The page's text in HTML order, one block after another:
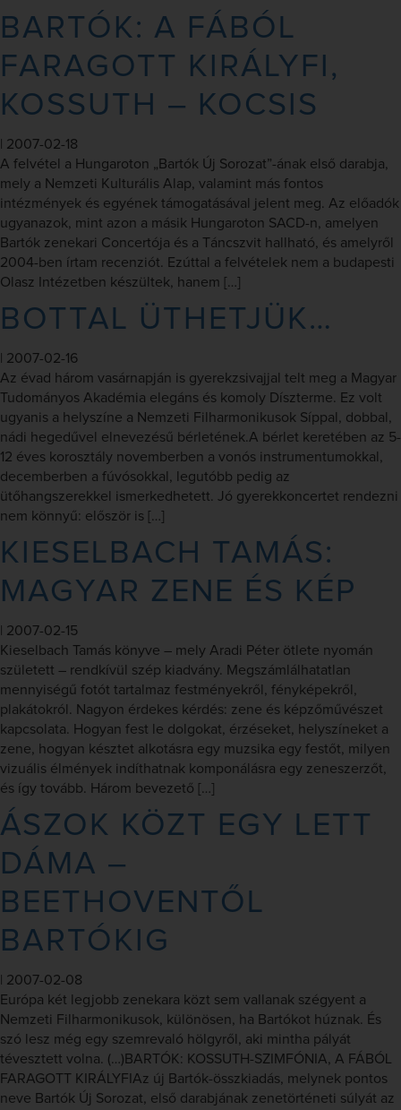
BARTÓK: A FÁBÓL
FARAGOTT KIRÁLYFI,
KOSSUTH – KOCSIS
2007-02-18
A felvétel a Hungaroton „Bartók Új Sorozat”-ának első darabja,
mely a Nemzeti Kulturális Alap, valamint más fontos
intézmények és egyének támogatásával jelent meg. Az előadók
ugyanazok, mint azon a másik Hungaroton SACD-n, amelyen
Bartók zenekari Concertója és a Táncszvit hallható, és amelyről
2004-ben írtam recenziót. Ezúttal a felvételek nem a budapesti
Olasz Intézetben készültek, hanem […]
BOTTAL ÜTHETJÜK…
2007-02-16
Az évad három vasárnapján is gyerekzsivajjal telt meg a Magyar
Tudományos Akadémia elegáns és komoly Díszterme. Ez volt
ugyanis a helyszíne a Nemzeti Filharmonikusok Síppal, dobbal,
nádi hegedűvel elnevezésű bérletének.A bérlet keretében az 5-
12 éves korosztály novemberben a vonós instrumentumokkal,
decemberben a fúvósokkal, legutóbb pedig az
ütőhangszerekkel ismerkedhetett. Jó gyerekkoncertet rendezni
nem könnyű: először is […]
KIESELBACH TAMÁS:
MAGYAR ZENE ÉS KÉP
2007-02-15
Kieselbach Tamás könyve – mely Aradi Péter ötlete nyomán
született – rendkívül szép kiadvány. Megszámlálhatatlan
mennyiségű fotót tartalmaz festményekről, fényképekről,
plakátokról. Nagyon érdekes kérdés: zene és képzőművészet
kapcsolata. Hogyan fest le dolgokat, érzéseket, helyszíneket a
zene, hogyan késztet alkotásra egy muzsika egy festőt, milyen
vizuális élmények indíthatnak komponálásra egy zeneszerzőt,
és így tovább. Három bevezető […]
ÁSZOK KÖZT EGY LETT
DÁMA –
BEETHOVENTŐL
BARTÓKIG
2007-02-08
Európa két legjobb zenekara közt sem vallanak szégyent a
Nemzeti Filharmonikusok, különösen, ha Bartókot húznak. És
szó lesz még egy szemrevaló hölgyről, aki mintha pályát
tévesztett volna. (…)BARTÓK: KOSSUTH-SZIMFÓNIA, A FÁBÓL
FARAGOTT KIRÁLYFIAz új Bartók-összkiadás, melynek pontos
neve Bartók Új Sorozat, első darabjának zenetörténeti súlyát az